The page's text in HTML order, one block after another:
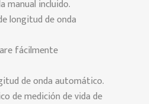
manual incluido.
longitud de onda
fácilmente
de onda automático.
de medición de vida de